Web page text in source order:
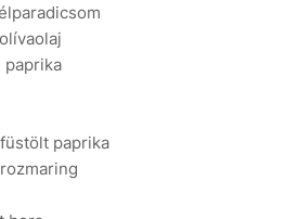
paprika